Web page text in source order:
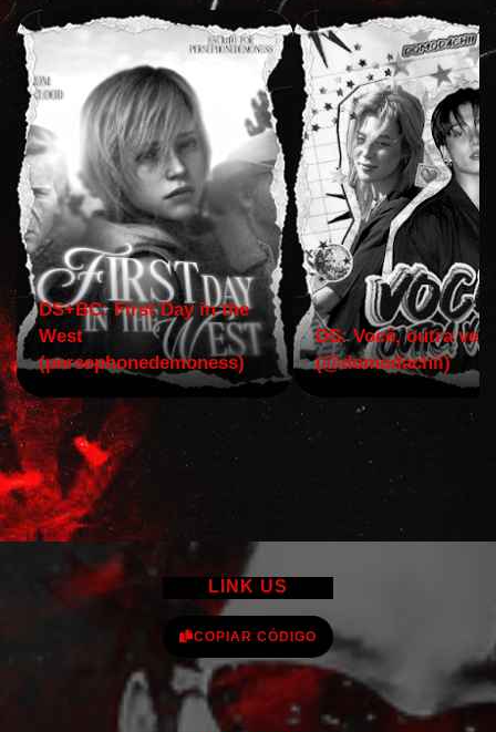
DS+BC: First Day in the
West
(persephonedemoness)
DS: Você, outra vez!
(@domodachii)
LINK US
COPIAR CÓDIGO